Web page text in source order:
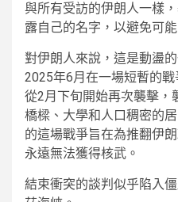
與所有受訪的伊朗人一樣
露自己的名字，以避免可能
對伊朗人來說，這是動盪
2025年6月在一場短暫的
從2月下旬開始再次襲擊，
橋樑、大學和人口稠密的
的這場戰爭旨在為推翻伊
永遠無法獲得核武。
結束衝突的談判似乎陷入